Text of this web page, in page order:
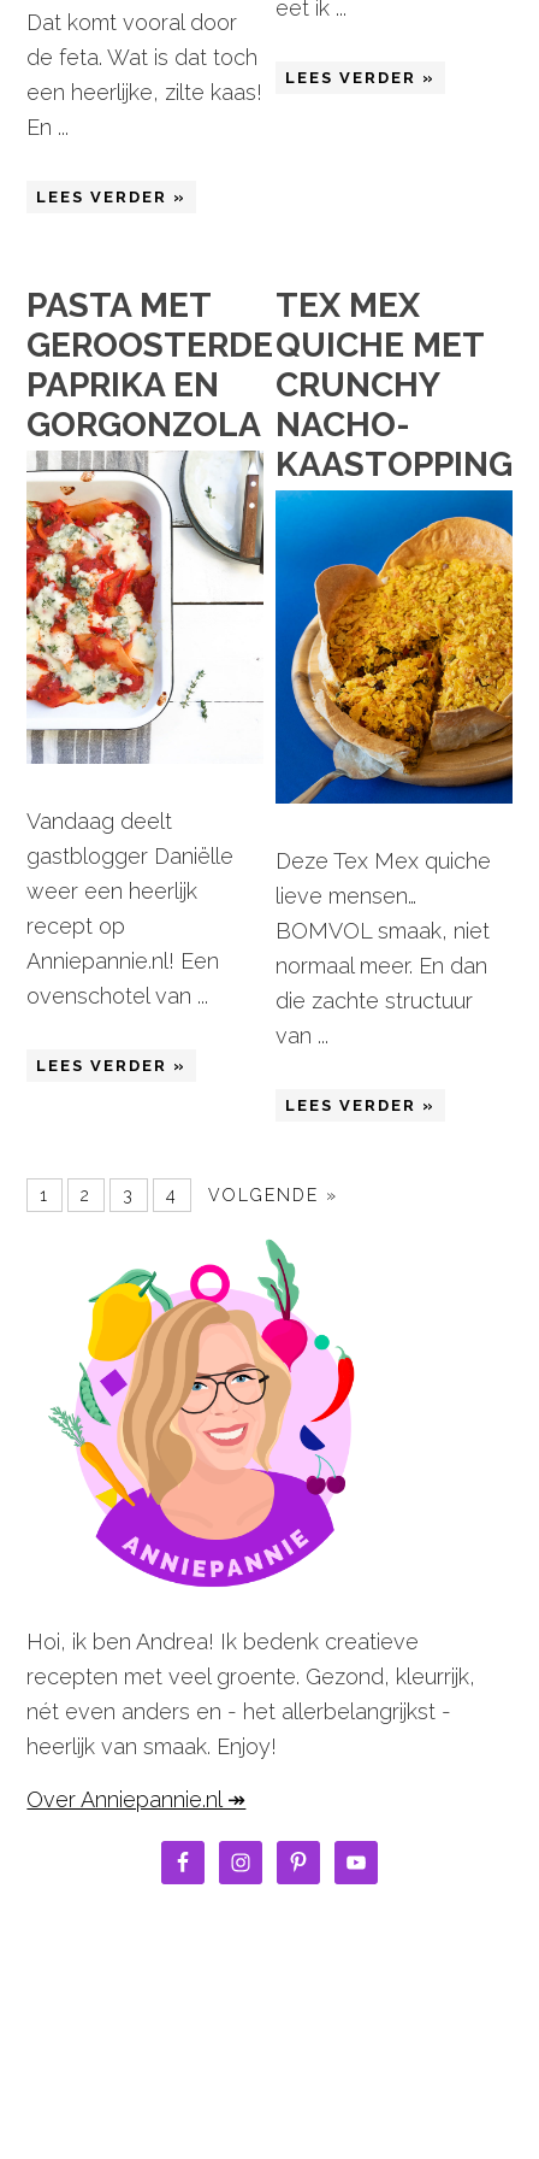
Dat komt vooral door
de feta. Wat is dat toch
een heerlijke, zilte kaas!
En ...
LEES VERDER »
eet ik ...
LEES VERDER »
PASTA MET
GEROOSTERDE
PAPRIKA EN
GORGONZOLA
Vandaag deelt
gastblogger Daniëlle
weer een heerlijk
recept op
Anniepannie.nl! Een
ovenschotel van ...
LEES VERDER »
TEX MEX
QUICHE MET
CRUNCHY
NACHO-
KAASTOPPING
Deze Tex Mex quiche
lieve mensen…
BOMVOL smaak, niet
normaal meer. En dan
die zachte structuur
van ...
LEES VERDER »
1 2 3 4 VOLGENDE »
Hoi, ik ben Andrea! Ik bedenk creatieve
recepten met veel groente. Gezond, kleurrijk,
nét even anders en - het allerbelangrijkst -
heerlijk van smaak. Enjoy!
Over Anniepannie.nl ↠